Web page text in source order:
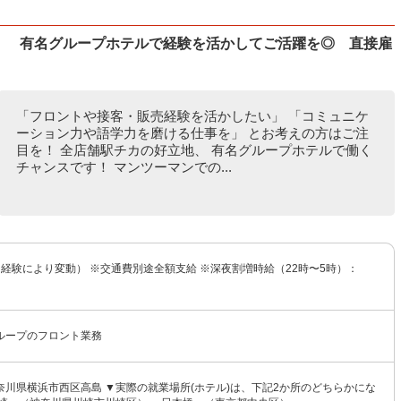
有名グループホテルで経験を活かしてご活躍を◎ 直接雇
「フロントや接客・販売経験を活かしたい」 「コミュニケ
ーション力や語学力を磨ける仕事を」 とお考えの方はご注
目を！ 全店舗駅チカの好立地、 有名グループホテルで働く
チャンスです！ マンツーマンでの...
験により変動） ※交通費別途全額支給 ※深夜割増時給（22時〜5時）：
ープのフロント業務
川県横浜市西区高島 ▼実際の就業場所(ホテル)は、下記2か所のどちらかにな